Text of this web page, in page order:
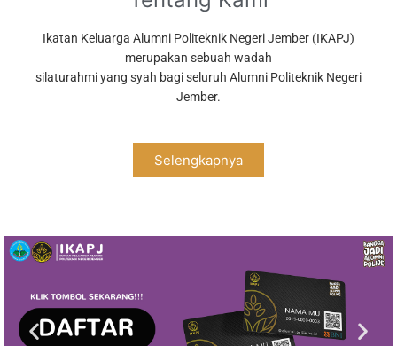
Ikatan Keluarga Alumni Politeknik Negeri Jember (IKAPJ)
merupakan sebuah wadah
silaturahmi yang syah bagi seluruh Alumni Politeknik Negeri
Jember.
Selengkapnya